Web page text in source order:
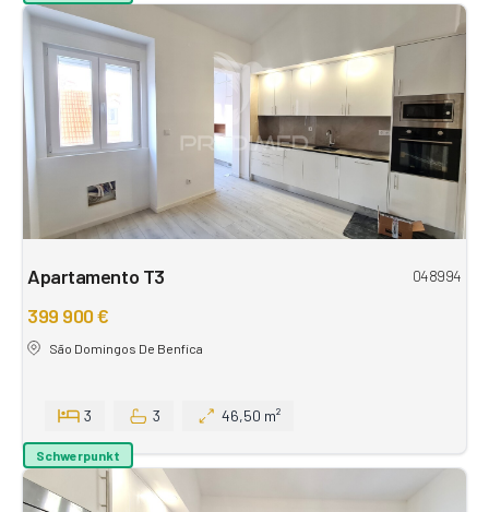
Apartamento T3 048994
399 900 €
São Domingos De Benfica
3 3 46,50 m²
Schwerpunkt